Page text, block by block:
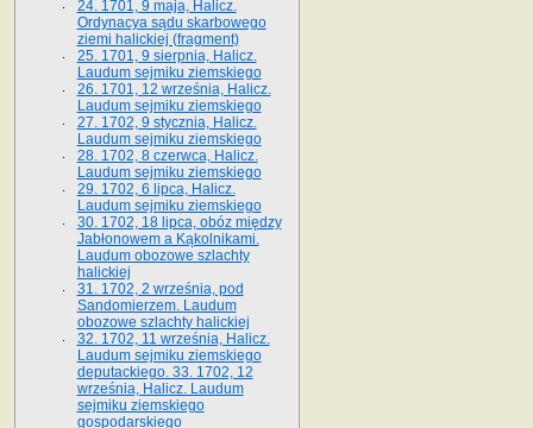
24. 1701, 9 maja, Halicz.
Ordynacya sądu skarbowego
ziemi halickiej (fragment)
25. 1701, 9 sierpnia, Halicz.
Laudum sejmiku ziemskiego
26. 1701, 12 września, Halicz.
Laudum sejmiku ziemskiego
27. 1702, 9 stycznia, Halicz.
Laudum sejmiku ziemskiego
28. 1702, 8 czerwca, Halicz.
Laudum sejmiku ziemskiego
29. 1702, 6 lipca, Halicz.
Laudum sejmiku ziemskiego
30. 1702, 18 lipca, obóz między
Jabłonowem a Kąkolnikami.
Laudum obozowe szlachty
halickiej
31. 1702, 2 września, pod
Sandomierzem. Laudum
obozowe szlachty halickiej
32. 1702, 11 września, Halicz.
Laudum sejmiku ziemskiego
deputackiego. 33. 1702, 12
września, Halicz. Laudum
sejmiku ziemskiego
gospodarskiego